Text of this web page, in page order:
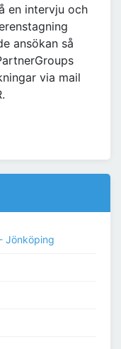
en intervju och
ansökan så
via mail
Jönköping